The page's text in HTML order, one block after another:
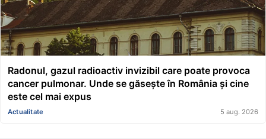
Radonul, gazul radioactiv invizibil care poate provoca
cancer pulmonar. Unde se găsește în România și cine
este cel mai expus
Actualitate 5 aug. 2026